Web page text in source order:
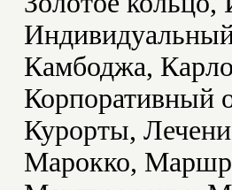
Камбоджа,
Корпоративный
Курорты,
Марокко,